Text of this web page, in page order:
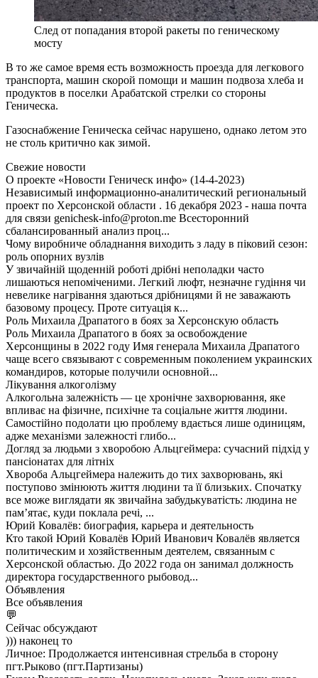
След от попадания второй ракеты по геническому
мосту
В то же самое время есть возможность проезда для легкового
транспорта, машин скорой помощи и машин подвоза хлеба и
продуктов в поселки Арабатской стрелки со стороны
Геническа.
Газоснабжение Геническа сейчас нарушено, однако летом это
не столь критично как зимой.
Свежие новости
О проекте «Новости Геническ инфо» (14-4-2023)
Независимый информационно-аналитический региональный
проект по Херсонской области . 16 декабря 2023 - наша почта
для связи genichesk-info@proton.me Всесторонний
сбалансированный анализ проц...
Чому виробниче обладнання виходить з ладу в піковий сезон:
роль опорних вузлів
У звичайній щоденній роботі дрібні неполадки часто
лишаються непоміченими. Легкий люфт, незначне гудіння чи
невелике нагрівання здаються дрібницями й не заважають
базовому процесу. Проте ситуація к...
Роль Михаила Драпатого в боях за Херсонскую область
Роль Михаила Драпатого в боях за освобождение
Херсонщины в 2022 году Имя генерала Михаила Драпатого
чаще всего связывают с современным поколением украинских
командиров, которые получили основной...
Лікування алкоголізму
Алкогольна залежність — це хронічне захворювання, яке
впливає на фізичне, психічне та соціальне життя людини.
Самостійно подолати цю проблему вдається лише одиницям,
адже механізми залежності глибо...
Догляд за людьми з хворобою Альцгеймера: сучасний підхід у
пансіонатах для літніх
Хвороба Альцгеймера належить до тих захворювань, які
поступово змінюють життя людини та її близьких. Спочатку
все може виглядати як звичайна забудькуватість: людина не
пам’ятає, куди поклала речі, ...
Юрий Ковалёв: биография, карьера и деятельность
Кто такой Юрий Ковалёв Юрий Иванович Ковалёв является
политическим и хозяйственным деятелем, связанным с
Херсонской областью. До 2022 года он занимал должность
директора государственного рыбовод...
Объявления
Все объявления
💬
Сейчас обсуждают
))) наконец то
Личное: Продолжается интенсивная стрельба в сторону
пгт.Рыково (пгт.Партизаны)